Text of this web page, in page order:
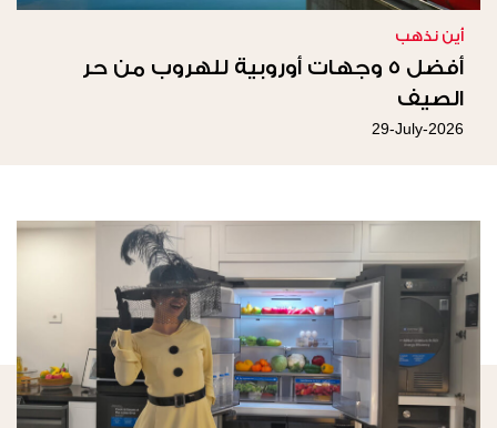
أين نذهب
أفضل 5 وجهات أوروبية للهروب من حر
الصيف
29-July-2026